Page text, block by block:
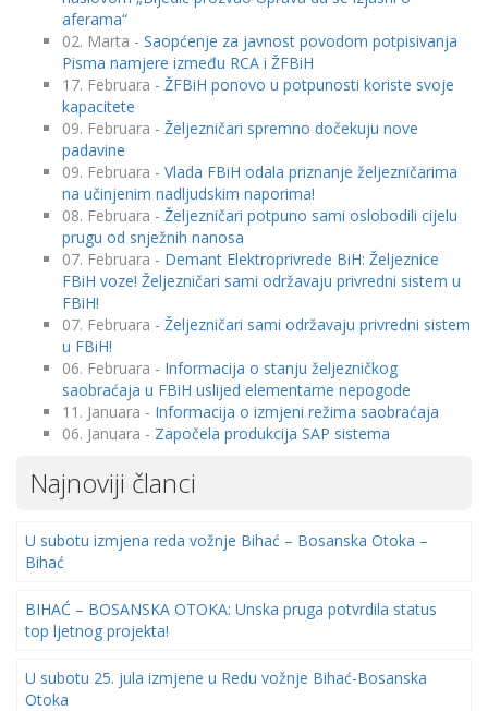
aferama“
02. Marta - Saopćenje za javnost povodom potpisivanja
Pisma namjere između RCA i ŽFBiH
17. Februara - ŽFBiH ponovo u potpunosti koriste svoje
kapacitete
09. Februara - Željezničari spremno dočekuju nove
padavine
09. Februara - Vlada FBiH odala priznanje željezničarima
na učinjenim nadljudskim naporima!
08. Februara - Željezničari potpuno sami oslobodili cijelu
prugu od snježnih nanosa
07. Februara - Demant Elektroprivrede BiH: Željeznice
FBiH voze! Željezničari sami održavaju privredni sistem u
FBiH!
07. Februara - Željezničari sami održavaju privredni sistem
u FBiH!
06. Februara - Informacija o stanju željezničkog
saobraćaja u FBiH uslijed elementarne nepogode
11. Januara - Informacija o izmjeni režima saobraćaja
06. Januara - Započela produkcija SAP sistema
Najnoviji članci
U subotu izmjena reda vožnje Bihać – Bosanska Otoka –
Bihać
BIHAĆ – BOSANSKA OTOKA: Unska pruga potvrdila status
top ljetnog projekta!
U subotu 25. jula izmjene u Redu vožnje Bihać-Bosanska
Otoka